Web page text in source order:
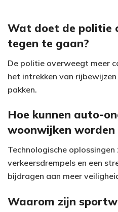
Wat doet de politie
tegen te gaan?
De politie overweegt meer
het intrekken van
pakken.
Hoe kunnen auto-
woonwijken worden
Technologische oplossingen
verkeersdrempels en een
bijdragen aan meer
Waarom zijn